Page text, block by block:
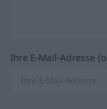
Ihre E-Mail-Adresse